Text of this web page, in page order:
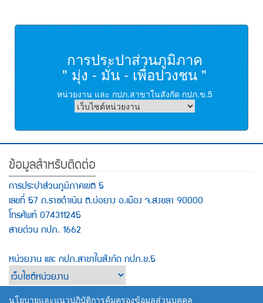
การประปาส่วนภูมิภาค
" มุ่ง - มั่น - เพื่อปวงชน "
หน่วยงาน และ กปภ.สาขาในสังกัด กปภ.ข.5
ข้อมูลสำหรับติดต่อ
การประปาส่วนภูมิภาคเขต 5
เลขที่ 57 ถ.ราชดำเนิน ต.บ่อยาง อ.เมือง จ.สงขลา 90000
โทรศัพท์ 074311245
สายด่วน กปภ. 1662
หน่วยงาน และ กปภ.สาขาในสังกัด กปภ.ข.5
นโยบายและแนวปฏิบัติการคุ้มครองข้อมูลส่วนบุคคล